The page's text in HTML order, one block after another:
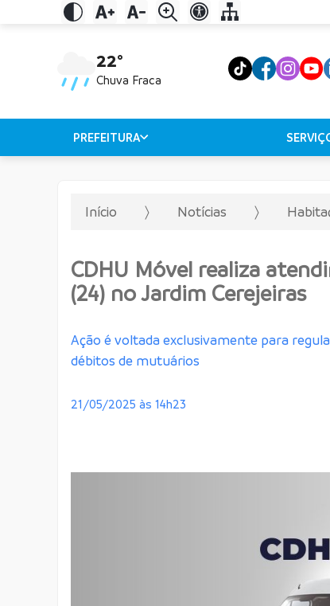
22°
Chuva Fraca
PREFEITURA
Início Notícias
CDHU Móvel realiza
(24) no Jardim Cerejeiras
Ação é voltada exclusivamente para
débitos de mutuários
21/05/2025 às 14h23